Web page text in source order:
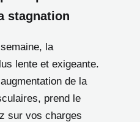
stagnation
la
lente et exigeante.
de la
prend le
sur vos charges